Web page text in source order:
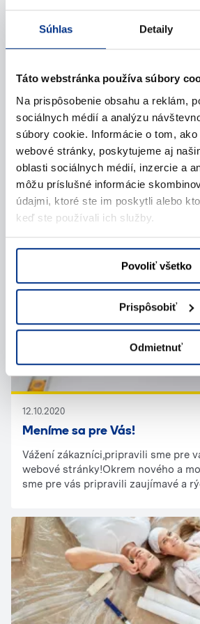
Súhlas Detaily
Táto webstránka používa súbory
Na prispôsobenie obsahu a reklám,
sociálnych médií a analýzu
súbory cookie. Informácie o tom,
webové stránky, poskytujeme aj
oblasti sociálnych médií, inzercie a
môžu príslušné informácie
údajmi, ktoré ste im poskytli alebo
keď ste používali ich služby.
Povoliť všetko
Prispôsobiť
Odmietnuť
návštevu.Tím RAMIRENT
(v interiéry s použitím respirátora).
prevádzky si musia vstupujúce
predajnej plochyChránime Vás,
našich zamestnancov.Vyzkúšajte
RamiOnline. Techniku si prenajmite
pohodlia Vášho domova.Viac tu:
https://ramionline.ramirent.sk/
pomáhate zvládnuť.Team
21.12.2020
Fungujeme podľa aktuálného
vlády!
Vážení zákazníci,v súvislosti s
vlády sme prijali nižšie uvedené
2020 budú naše pobočky fungovať v
shopovej aplikácie RamiOnline, sú
obmedzenia pre
zachovanie priazne.Tím spoločnosti
12.10.2020
Meníme sa pre Vás!
Vážení zákazníci,pripravili sme pre
webové stránky!Okrem nového a
sme pre vás pripravili zaujímavé a
práce, ktorú s ňou chcete vykonať,
jednotlivých produktov.Zároveň u
techniku, ktorú sme pre vás
prezentácia najobľúbenejších
ponuku služieb.Ľahké
mapách.Rýchle kontaktovanie
prostredníctvom formulárov a